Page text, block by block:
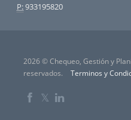
P:933195820
2026 © Chequeo, Gestión y
reservados.
Terminos y
𝕏